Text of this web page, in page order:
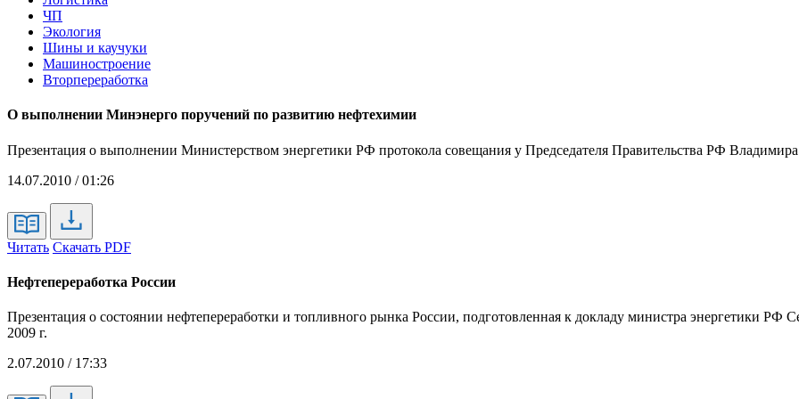
ЧП
Экология
Шины и каучуки
Машиностроение
Вторпереработка
О выполнении Минэнерго поручений по развитию нефтехимии
Презентация о выполнении Министерством энергетики РФ протокола совещания у Председателя Правительства РФ
14.07.2010 / 01:26
Читать Скачать PDF
Нефтепереработка России
Презентация о состоянии нефтепереработки и топливного рынка России, подготовленная к докладу министра энергетики РФ
2009 г.
2.07.2010 / 17:33